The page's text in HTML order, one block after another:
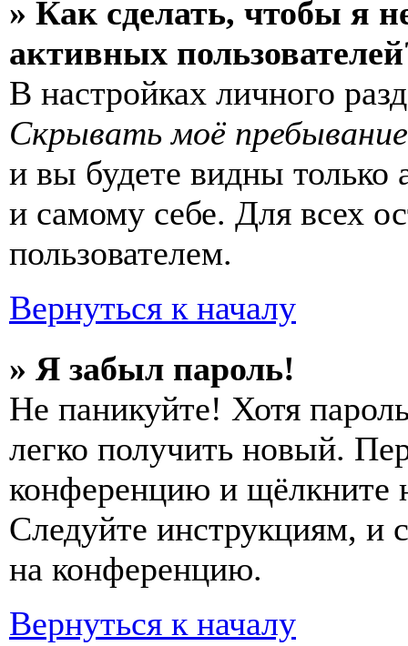
» Как сделать, чтобы я
активных
В настройках личного
Скрывать моё
и вы будете видны только
и самому себе. Для всех
пользователем.
Вернуться к началу
» Я забыл пароль!
Не паникуйте! Хотя
легко получить новый.
конференцию и щёлкните
Следуйте инструкциям, и
на конференцию.
Вернуться к началу